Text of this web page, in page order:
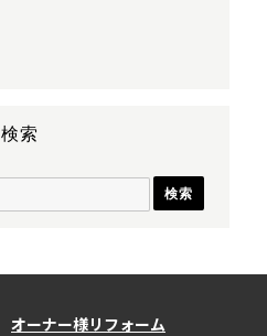
検索
オーナー様リフォーム